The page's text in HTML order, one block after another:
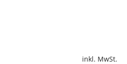
inkl. MwSt.